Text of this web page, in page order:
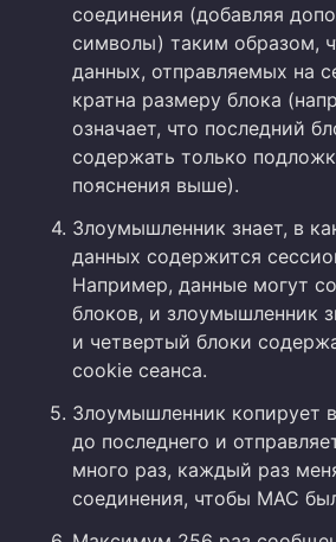
соединения (добавляя
символы) таким образом,
данных, отправляемых на
кратна размеру блока
означает, что последний
содержать только
пояснения выше).
Злоумышленник знает, в
данных содержится
Например, данные могут
блоков, и злоумышленник
и четвертый блоки
cookie сеанса.
Злоумышленник копирует
до последнего и
много раз, каждый раз
соединения, чтобы MAC